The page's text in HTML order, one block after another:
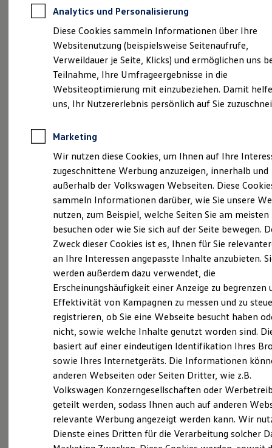
Autokredit mit Schlussrate
Versicherungen und Garantien
Kfz-Versicherung
Restschuldversicherungen
Garantien
Wartungsverträge
Geschäftskunden
Professional Class bei Volkswagen
Großkunden
Behörden
Anpfiff zum Gewinn
Elektroautos
ID. Tutorials
Elektrofahrzeugkonzepte
Reichweite
Reichweite der ID. Modelle
Reichweite im Winter
Laden
Laden unterwegs
Laden Zuhause
Ladezeitensimulator
Batterie
Sicherheit
Garantie und Lebensdauer
Nachhaltigkeit
Technologie
Kosten und Kauf
Verbrauchskosten
Kaufoptionen
E-Auto-Förderung
Software und Konnektivität
Die ID. Software 6
ID. Software Versionen und Updates
Digitale Extras
Schnittstellen zu Ihrem ID.
Impressum & Rechtliches)
Probefahrt vereinbaren
Fahrzeugangebot anfordern
Servicetermin buchen
Serviceanfrage stellen
Analytics und Personalisierung
Diese Cookies sammeln Informationen über Ihre
Websitenutzung (beispielsweise Seitenaufrufe,
Verweildauer je Seite, Klicks) und ermöglichen uns
Teilnahme, Ihre Umfrageergebnisse in die
Websiteoptimierung mit einzubeziehen. Damit
uns, Ihr Nutzererlebnis persönlich auf Sie
Marketing
Wir nutzen diese Cookies, um Ihnen auf Ihre
zugeschnittene Werbung anzuzeigen, innerhalb und
außerhalb der Volkswagen Webseiten. Diese
sammeln Informationen darüber, wie Sie unsere
nutzen, zum Beispiel, welche Seiten Sie am meisten
besuchen oder wie Sie sich auf der Seite bewegen.
Zweck dieser Cookies ist es, Ihnen für Sie
an Ihre Interessen angepasste Inhalte anzubieten.
werden außerdem dazu verwendet, die
Erscheinungshäufigkeit einer Anzeige zu begrenzen
Effektivität von Kampagnen zu messen und zu
registrieren, ob Sie eine Webseite besucht haben
nicht, sowie welche Inhalte genutzt worden sind.
basiert auf einer eindeutigen Identifikation Ihres
sowie Ihres Internetgeräts. Die Informationen
anderen Webseiten oder Seiten Dritter, wie z.B.
Volkswagen Konzerngesellschaften oder
geteilt werden, sodass Ihnen auch auf anderen
relevante Werbung angezeigt werden kann. Wir
Dienste eines Dritten für die Verarbeitung solcher